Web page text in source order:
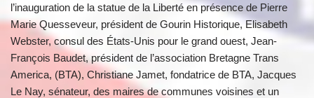
l’inauguration de la statue de la Liberté en présence de Pierre
Marie Quesseveur, président de Gourin Historique, Elisabeth
Webster, consul des États-Unis pour le grand ouest, Jean-
François Baudet, président de l’association Bretagne Trans
America, (BTA), Christiane Jamet, fondatrice de BTA, Jacques
Le Nay, sénateur, des maires de communes voisines et un